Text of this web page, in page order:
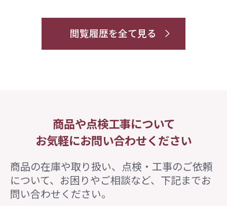
閲覧履歴を全て見る
商品や点検工事について
お気軽にお問い合わせください
商品の在庫や取り扱い、点検・工事のご依頼
について、 お困りやご相談など、下記までお
問い合わせください。